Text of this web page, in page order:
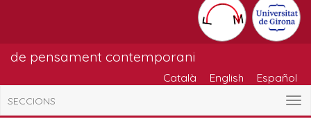
de pensament contemporani
Català English Español
SECCIONS